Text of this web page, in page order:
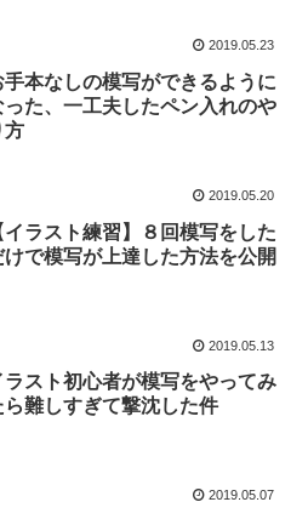
2019.05.23
手本なしの模写ができるように
った、一工夫したペン入れのや
方
2019.05.20
イラスト練習】８回模写をした
けで模写が上達した方法を公開
2019.05.13
ラスト初心者が模写をやってみ
ら難しすぎて撃沈した件
2019.05.07